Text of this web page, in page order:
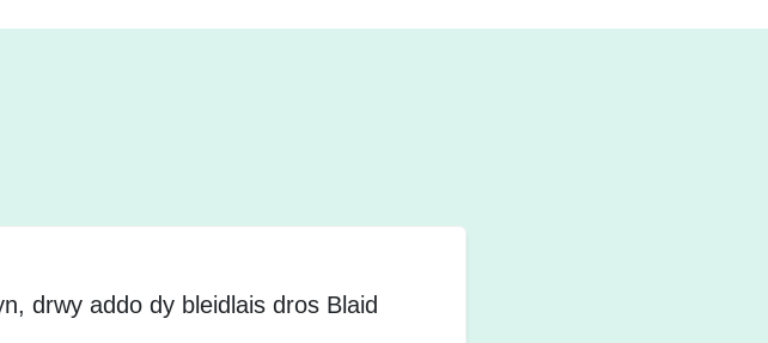
drwy addo dy bleidlais dros Blaid